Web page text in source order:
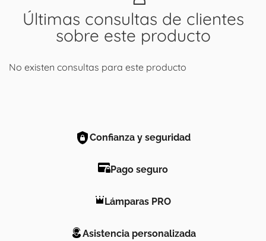
Últimas consultas de clientes
sobre este producto
No existen consultas para este producto
Confianza y seguridad
Pago seguro
Lámparas PRO
Asistencia personalizada